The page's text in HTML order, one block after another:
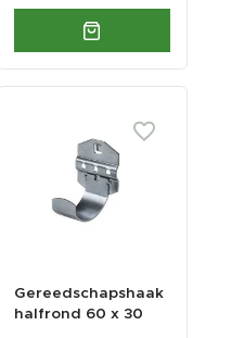
Gereedschapshaak
halfrond 60 x 30